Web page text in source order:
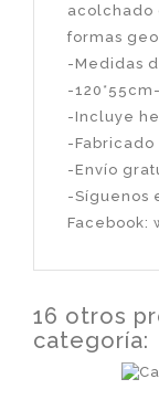
acolchado
formas
-Medidas
-
-Incluye
-Fabricado
-Envío
-Síguenos
Facebook:
16 otros
categoría: